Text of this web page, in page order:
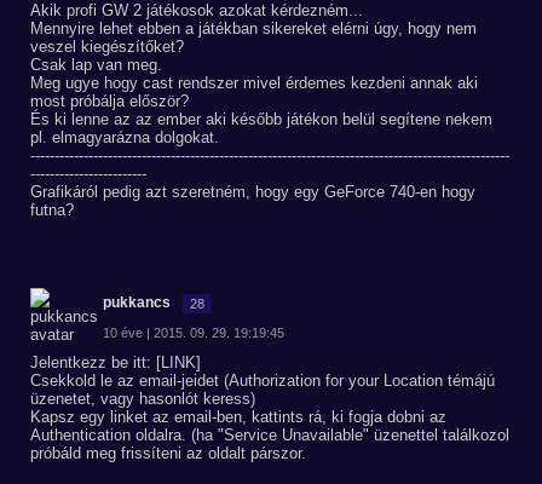
Akik profi GW 2 játékosok azokat kérdezném...
Mennyire lehet ebben a játékban sikereket elérni úgy, hogy nem
veszel kiegészítőket?
Csak lap van meg.
Meg ugye hogy cast rendszer mivel érdemes kezdeni annak aki
most próbálja először?
És ki lenne az az ember aki később játékon belül segítene nekem
pl. elmagyarázna dolgokat.
---------------------------------------------------------------------------------------------------
------------------------
Grafikáról pedig azt szeretném, hogy egy GeForce 740-en hogy
futna?
pukkancs 28
10 éve | 2015. 09. 29. 19:19:45
Jelentkezz be itt: [LINK]
Csekkold le az email-jeidet (Authorization for your Location témájú
üzenetet, vagy hasonlót keress)
Kapsz egy linket az email-ben, kattints rá, ki fogja dobni az
Authentication oldalra. (ha "Service Unavailable" üzenettel találkozol
próbáld meg frissíteni az oldalt párszor.